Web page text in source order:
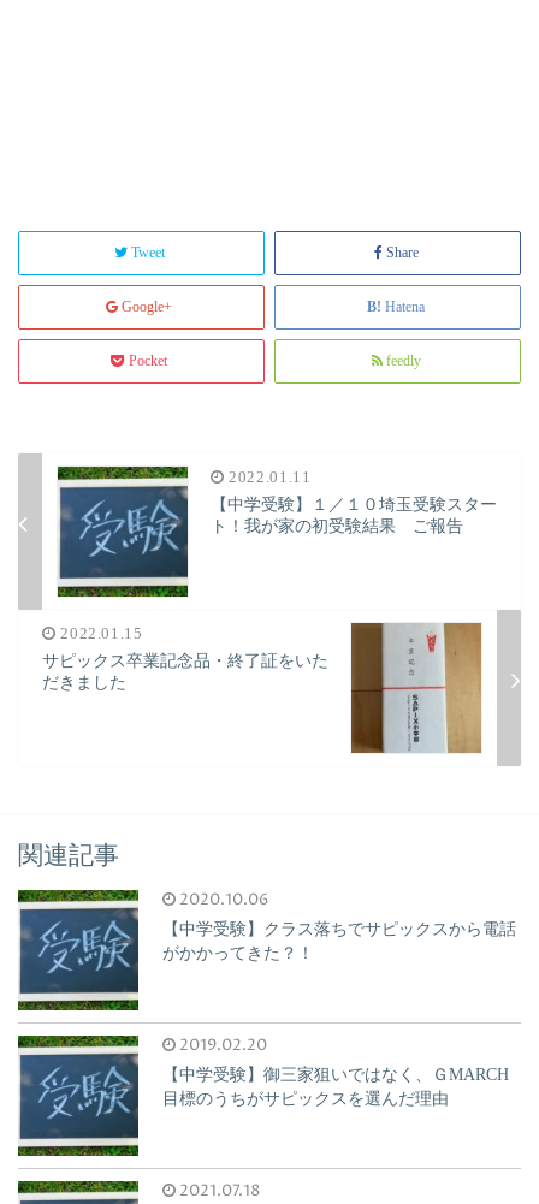
Tweet Share
Google+ Hatena
Pocket feedly
2022.01.11
【中学受験】１／１０埼玉受験スター
ト！我が家の初受験結果 ご報告
2022.01.15
サピックス卒業記念品・終了証をいた
だきました
関連記事
2020.10.06
【中学受験】クラス落ちでサピックスから電話
がかかってきた？！
2019.02.20
【中学受験】御三家狙いではなく、ＧMARCH
目標のうちがサピックスを選んだ理由
2021.07.18